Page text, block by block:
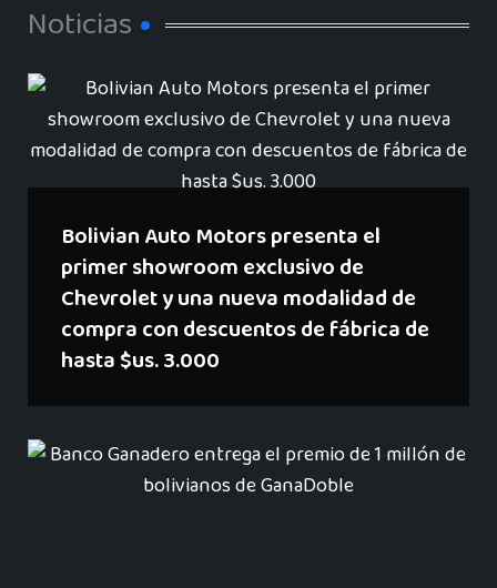
Noticias
Bolivian Auto Motors presenta el
primer showroom exclusivo de
Chevrolet y una nueva modalidad de
compra con descuentos de fábrica de
hasta $us. 3.000